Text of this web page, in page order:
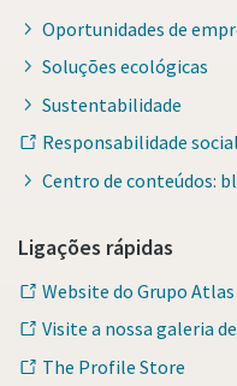
Oportunidades de
Soluções ecológicas
Sustentabilidade
Responsabilidade
Centro de conteúdos:
Ligações rápidas
Website do Grupo Atlas
Visite a nossa galeria
The Profile Store